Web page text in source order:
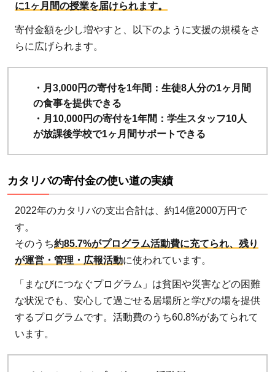
に1ヶ月間の授業を届けられます。
寄付金額を少し増やすと、以下のように支援の規模をさ
らに広げられます。
・月3,000円の寄付を1年間：生徒8人分の1ヶ月間
の食事を提供できる
・月10,000円の寄付を1年間：学生スタッフ10人
が放課後学校で1ヶ月間サポートできる
カタリバの寄付金の使い道の実績
2022年のカタリバの支出合計は、約14億2000万円で
す。
そのうち約85.7%がプログラム活動費に充てられ、残り
が運営・管理・広報活動に使われています。
「まなびにつなぐプログラム」は貧困や災害などの困難
な状況でも、安心して過ごせる居場所と学びの場を提供
するプログラムです。活動費のうち60.8%があてられて
います。